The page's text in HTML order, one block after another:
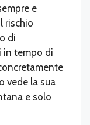
e
rischio
di
in tempo di
vede la sua
e solo